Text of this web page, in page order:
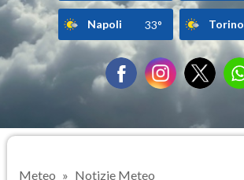
Napoli 33° Torino
Meteo Notizie Meteo